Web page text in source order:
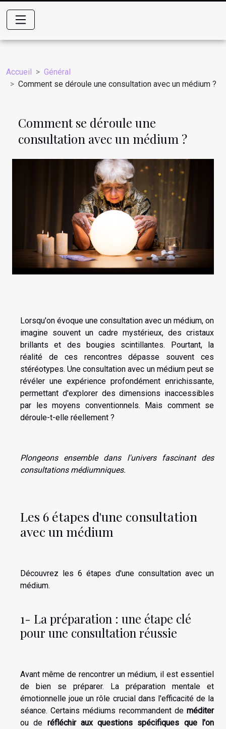
Accueil
Général
Comment se déroule une consultation avec un médium ?
Comment se déroule une
consultation avec un médium ?
Lorsqu'on évoque une consultation avec un médium, on
imagine souvent un cadre mystérieux, des cristaux
brillants et des bougies scintillantes. Pourtant, la
réalité de ces rencontres dépasse souvent ces
stéréotypes. Une consultation avec un médium peut se
révéler une expérience profondément enrichissante,
permettant d'explorer des dimensions inaccessibles
par les moyens conventionnels. Mais comment se
déroule-t-elle réellement ?
Plongeons ensemble dans l'univers fascinant des
consultations médiumniques.
Les 6 étapes d'une consultation
avec un médium
Découvrez les 6 étapes d'une consultation avec un
médium.
1- La préparation : une étape clé
pour une consultation réussie
Avant même de rencontrer un médium, il est essentiel
de bien se préparer. La préparation mentale et
émotionnelle joue un rôle crucial dans l'efficacité de la
séance. Certains médiums recommandent de méditer
ou de réfléchir aux questions spécifiques que l'on